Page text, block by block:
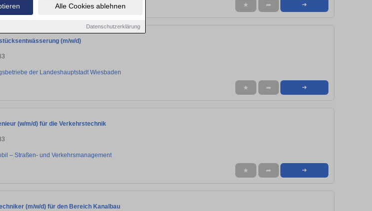
Alle Cookies ablehnen
Datenschutzerklärung
★ ➦ ➜
(m/w/d)
der Landeshauptstadt Wiesbaden
★ ➦ ➜
(w/m/d) für die Verkehrstechnik
– Straßen- und Verkehrsmanagement
★ ➦ ➜
(m/w/d) für den Bereich Kanalbau